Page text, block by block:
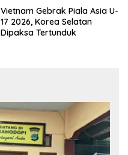
Vietnam Gebrak Piala Asia U-
17 2026, Korea Selatan
Dipaksa Tertunduk